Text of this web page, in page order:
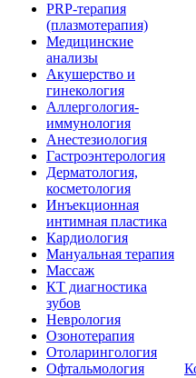
PRP-терапия
(плазмотерапия)
Медицинские
анализы
Акушерство и
гинекология
Аллергология-
иммунология
Анестезиология
Гастроэнтерология
Дерматология,
косметология
Инъекционная
интимная пластика
Кардиология
Мануальная терапия
Массаж
КТ диагностика
зубов
Неврология
Озонотерапия
Отоларингология
Офтальмология